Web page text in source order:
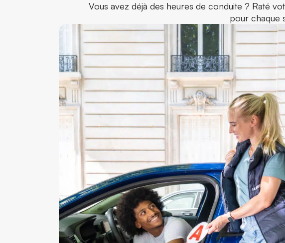
Vous avez déjà des heures de conduite ? Raté
pour chaque